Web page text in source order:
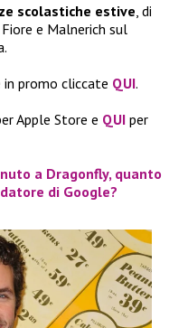
scolastiche estive , di
e Malnerich sul
promo cliccate QUI.
Apple Store e QUI per
a Dragonfly, quanto
di Google?